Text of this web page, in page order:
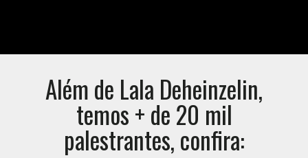
Além de Lala Deheinzelin,
temos + de 20 mil
palestrantes, confira: